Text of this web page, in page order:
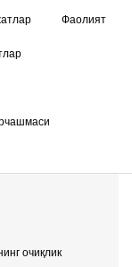
Фаолият
очиқлик